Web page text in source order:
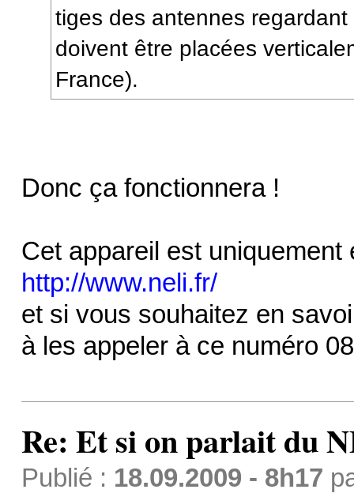
tiges des antennes
doivent être placées
France).
Donc ça fonctionnera !
Cet appareil est
http://www.neli.fr/
et si vous souhaitez en
à les appeler à ce numéro
Re: Et si on parlait du
Publié : 18.09.2009 - 8h17